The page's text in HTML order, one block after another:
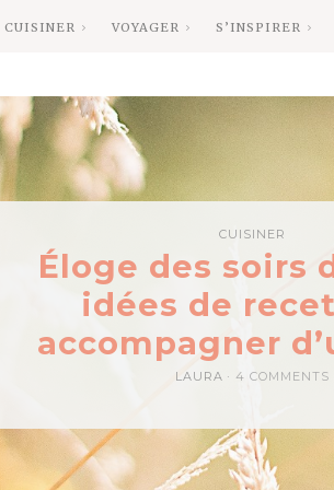
CUISINER VOYAGER S’INSPIRER
CUISINER
Éloge des soirs
idées de
accompagner
LAURA 4 COMMENTS